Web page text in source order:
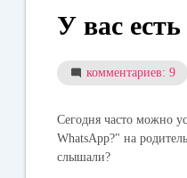
У вас
комментариев: 9
Сегодня часто можно
WhatsApp?" на
слышали?